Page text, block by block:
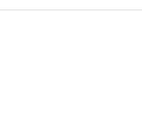
de Katmandú